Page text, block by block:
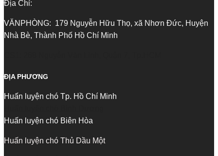
Địa Chỉ:
VĂNPHÒNG: 179 Nguyễn Hữu Thọ, xã Nhơn Đức, Huyện
Nhà Bè, Thành Phố Hồ Chí Minh
ĐỊA PHƯƠNG
Huấn luyện chó Tp. Hồ Chí Minh
Huấn luyện chó Biên Hòa
Huấn luyện chó Thủ Dầu Một